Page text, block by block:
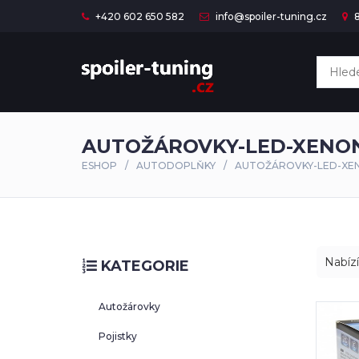
+420 602 650 582 info@spoiler-tuning.cz
AUTOŽÁROVKY-LED-
ESHOP AUTODOPLŇKY AUTOŽÁROVKY-LED-
KATEGORIE
Autožárovky
Pojistky